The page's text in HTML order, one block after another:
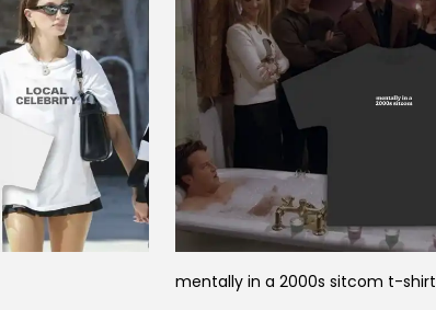
mentally in a 2000s sitcom t-shirt